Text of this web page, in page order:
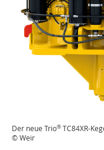
Der neue Trio® TC84XR-
© Weir